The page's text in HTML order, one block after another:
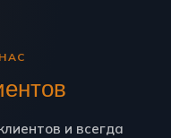
и всегда